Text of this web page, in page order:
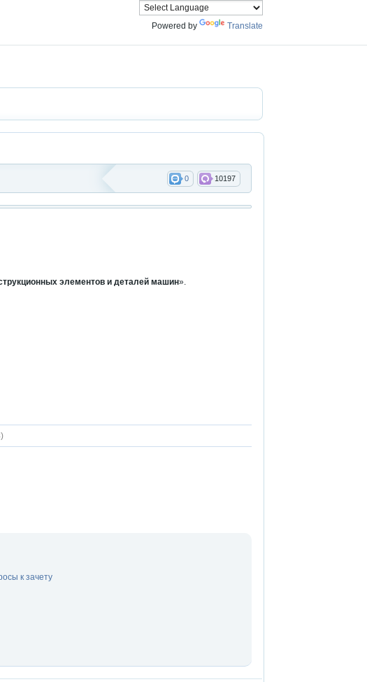
Powered by Translate
10197
0
элементов и деталей машин».
к зачету